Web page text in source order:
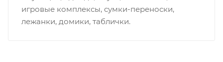
игровые комплексы, сумки-переноски,
лежанки, домики, таблички.